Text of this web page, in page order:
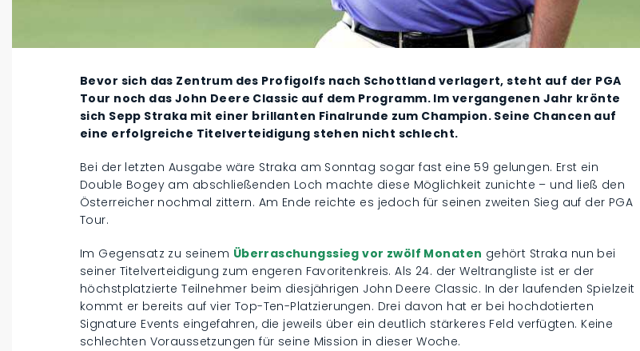
Bevor sich das Zentrum des Profigolfs nach Schottland verlagert, steht auf der PGA
Tour noch das John Deere Classic auf dem Programm. Im vergangenen Jahr krönte
sich Sepp Straka mit einer brillanten Finalrunde zum Champion. Seine Chancen auf
eine erfolgreiche Titelverteidigung stehen nicht schlecht.
Bei der letzten Ausgabe wäre Straka am Sonntag sogar fast eine 59 gelungen. Erst ein
Double Bogey am abschließenden Loch machte diese Möglichkeit zunichte – und ließ den
Österreicher nochmal zittern. Am Ende reichte es jedoch für seinen zweiten Sieg auf der PGA
Tour.
Im Gegensatz zu seinem Überraschungssieg vor zwölf Monaten gehört Straka nun bei
seiner Titelverteidigung zum engeren Favoritenkreis. Als 24. der Weltrangliste ist er der
höchstplatzierte Teilnehmer beim diesjährigen John Deere Classic. In der laufenden Spielzeit
kommt er bereits auf vier Top-Ten-Platzierungen. Drei davon hat er bei hochdotierten
Signature Events eingefahren, die jeweils über ein deutlich stärkeres Feld verfügten. Keine
schlechten Voraussetzungen für seine Mission in dieser Woche.